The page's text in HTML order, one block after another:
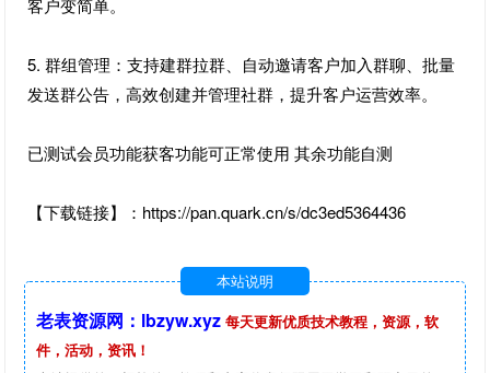
客户变简单。
5. 群组管理：支持建群拉群、自动邀请客户加入群聊、批量
发送群公告，高效创建并管理社群，提升客户运营效率。
已测试会员功能获客功能可正常使用 其余功能自测
【下载链接】：https://pan.quark.cn/s/dc3ed5364436
本站说明
老表资源网：lbzyw.xyz 每天更新优质技术教程，资源，软
件，活动，资讯！